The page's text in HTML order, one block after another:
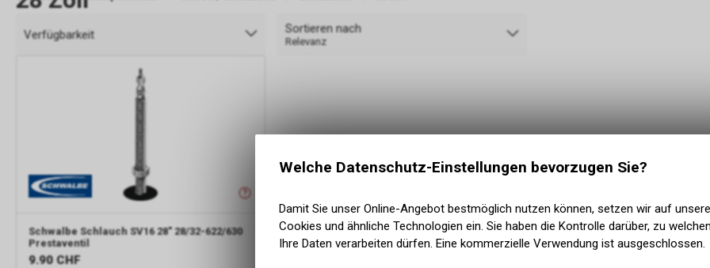
Verfügbarkeit Sortieren nach
Relevanz
Schwalbe Schlauch SV16 28" 28/32-622/630
Prestaventil
9.90 CHF
Welche Datenschutz-Einstellungen bevorzugen Sie?
Damit Sie unser Online-Angebot bestmöglich nutzen können, setzen wir auf
Cookies und ähnliche Technologien ein. Sie haben die Kontrolle darüber, zu
Ihre Daten verarbeiten dürfen. Eine kommerzielle Verwendung ist ausgeschlossen.